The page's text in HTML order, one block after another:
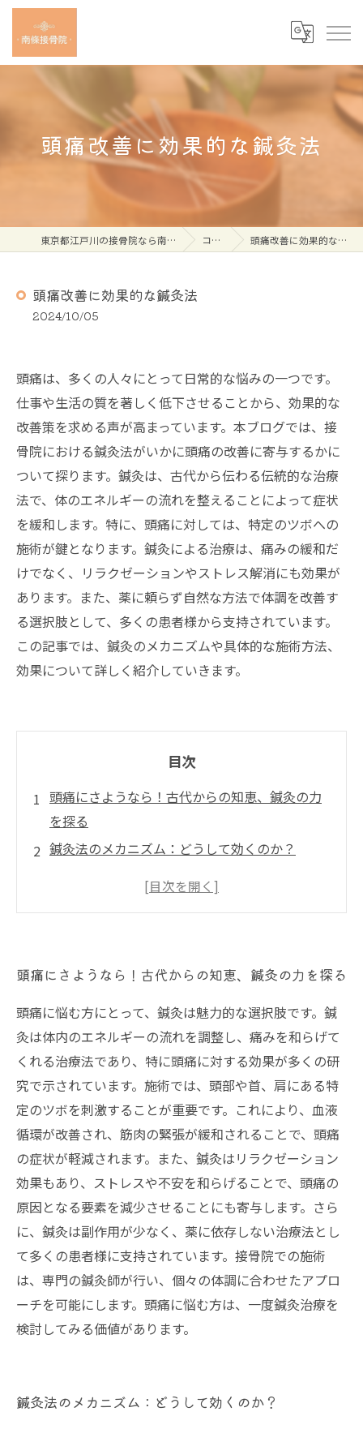
頭痛改善に効果的な鍼灸法
東京都江戸川の接骨院なら南條接骨院 コラム 頭痛改善に効果的な鍼灸法
頭痛改善に効果的な鍼灸法
2024/10/05
頭痛は、多くの人々にとって日常的な悩みの一つです。
仕事や生活の質を著しく低下させることから、効果的な
改善策を求める声が高まっています。本ブログでは、接
骨院における鍼灸法がいかに頭痛の改善に寄与するかに
ついて探ります。鍼灸は、古代から伝わる伝統的な治療
法で、体のエネルギーの流れを整えることによって症状
を緩和します。特に、頭痛に対しては、特定のツボへの
施術が鍵となります。鍼灸による治療は、痛みの緩和だ
けでなく、リラクゼーションやストレス解消にも効果が
あります。また、薬に頼らず自然な方法で体調を改善す
る選択肢として、多くの患者様から支持されています。
この記事では、鍼灸のメカニズムや具体的な施術方法、
効果について詳しく紹介していきます。
目次
頭痛にさようなら！古代からの知恵、鍼灸の力
を探る
鍼灸法のメカニズム：どうして効くのか？
接骨院での具体的な施術方法とは？
さあ、あなたも試そう！鍼灸で快適な生活を手
に入れよう
頭痛にさようなら！古代からの知恵、鍼灸の力を探る
頭痛に悩む方にとって、鍼灸は魅力的な選択肢です。鍼
灸は体内のエネルギーの流れを調整し、痛みを和らげて
くれる治療法であり、特に頭痛に対する効果が多くの研
究で示されています。施術では、頭部や首、肩にある特
定のツボを刺激することが重要です。これにより、血液
循環が改善され、筋肉の緊張が緩和されることで、頭痛
の症状が軽減されます。また、鍼灸はリラクゼーション
効果もあり、ストレスや不安を和らげることで、頭痛の
原因となる要素を減少させることにも寄与します。さら
に、鍼灸は副作用が少なく、薬に依存しない治療法とし
て多くの患者様に支持されています。接骨院での施術
は、専門の鍼灸師が行い、個々の体調に合わせたアプロ
ーチを可能にします。頭痛に悩む方は、一度鍼灸治療を
検討してみる価値があります。
鍼灸法のメカニズム：どうして効くのか？